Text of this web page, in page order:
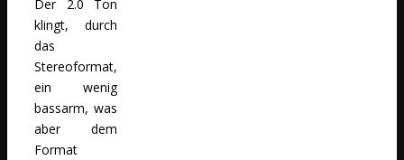
Der 2.0 Ton
klingt, durch
das
Stereoformat,
ein wenig
bassarm, was
aber dem
Format